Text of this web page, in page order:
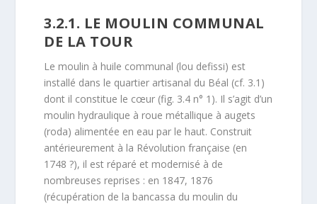
3.2.1. LE MOULIN COMMUNAL
DE LA TOUR
Le moulin à huile communal (lou defissi) est
installé dans le quartier artisanal du Béal (cf. 3.1)
dont il constitue le cœur (fig. 3.4 n° 1). Il s’agit d’un
moulin hydraulique à roue métallique à augets
(roda) alimentée en eau par le haut. Construit
antérieurement à la Révolution française (en
1748 ?), il est réparé et modernisé à de
nombreuses reprises : en 1847, 1876
(récupération de la bancassa du moulin du